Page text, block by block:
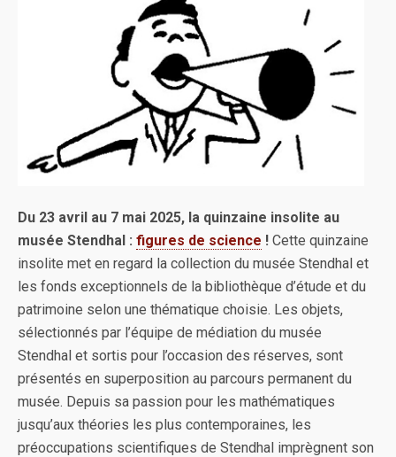
Du 23 avril au 7 mai 2025, la quinzaine insolite au
musée Stendhal : figures de science ! Cette quinzaine
insolite met en regard la collection du musée Stendhal et
les fonds exceptionnels de la bibliothèque d’étude et du
patrimoine selon une thématique choisie. Les objets,
sélectionnés par l’équipe de médiation du musée
Stendhal et sortis pour l’occasion des réserves, sont
présentés en superposition au parcours permanent du
musée. Depuis sa passion pour les mathématiques
jusqu’aux théories les plus contemporaines, les
préoccupations scientifiques de Stendhal imprègnent son